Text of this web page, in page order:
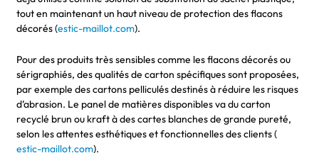
tout en maintenant un haut niveau de protection des flacons
décorés (estic-maillot.com).
Pour des produits très sensibles comme les flacons décorés ou
sérigraphiés, des qualités de carton spécifiques sont proposées,
par exemple des cartons pelliculés destinés à réduire les risques
d’abrasion. Le panel de matières disponibles va du carton
recyclé brun ou kraft à des cartes blanches de grande pureté,
selon les attentes esthétiques et fonctionnelles des clients (
estic-maillot.com).